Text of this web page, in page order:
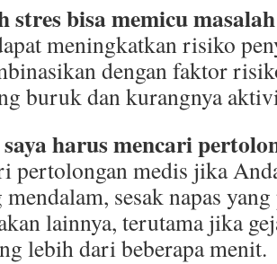
stres bisa memicu
meningkatkan risiko
dengan faktor
buruk dan kurangnya
harus mencari
pertolongan medis jika
mendalam, sesak napas
lainnya, terutama jika
lebih dari beberapa menit.